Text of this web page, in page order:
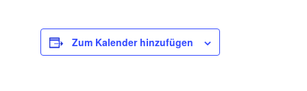
Zum Kalender hinzufügen